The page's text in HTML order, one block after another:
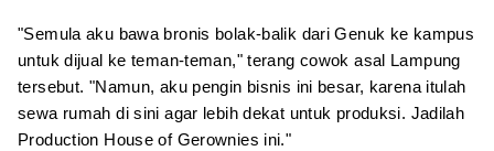
"Semula aku bawa bronis bolak-balik dari Genuk ke kampus
untuk dijual ke teman-teman," terang cowok asal Lampung
tersebut. "Namun, aku pengin bisnis ini besar, karena itulah
sewa rumah di sini agar lebih dekat untuk produksi. Jadilah
Production House of Gerownies ini."